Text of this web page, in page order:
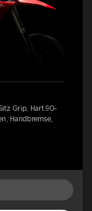
Grip, Hart 90-
Handbremse,